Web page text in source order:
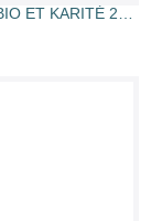
LAIT DÉMAQUILLANT AU LAIT D'ANESSE BIO ET KARITÉ 250 ML (250ML)